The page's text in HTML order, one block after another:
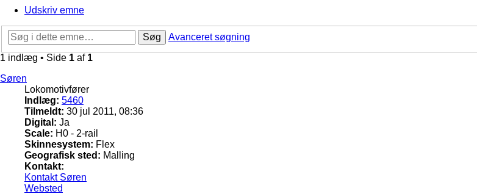
Udskriv emne
Søg
Avanceret søgning
1 indlæg • Side 1 af 1
Søren
Lokomotivfører
Indlæg: 5460
Tilmeldt: 30 jul 2011, 08:36
Digital: Ja
Scale: H0 - 2-rail
Skinnesystem: Flex
Geografisk sted: Malling
Kontakt:
Kontakt Søren
Websted